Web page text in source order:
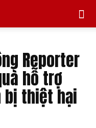
Reporter
hỗ trợ
bị thiệt hại